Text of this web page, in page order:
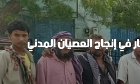
في إنجاح العصيان المدني